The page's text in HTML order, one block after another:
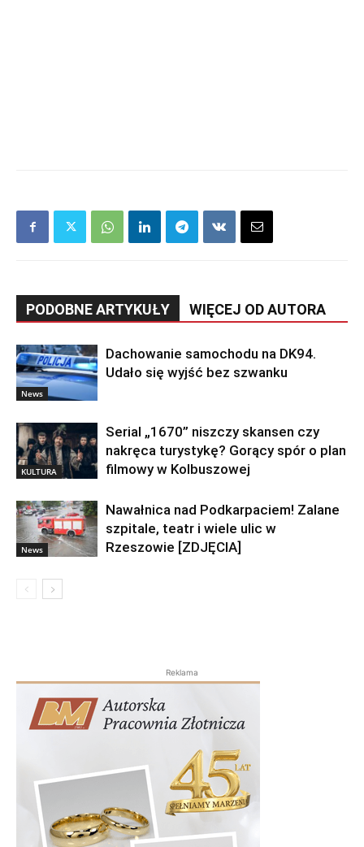
PODOBNE ARTYKUŁY WIĘCEJ OD AUTORA
News
Dachowanie samochodu na DK94.
Udało się wyjść bez szwanku
KULTURA
Serial „1670” niszczy skansen czy
nakręca turystykę? Gorący spór o plan
filmowy w Kolbuszowej
News
Nawałnica nad Podkarpaciem! Zalane
szpitale, teatr i wiele ulic w
Rzeszowie [ZDJĘCIA]
Reklama